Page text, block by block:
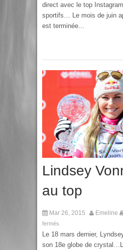
direct avec le top
sportifs… Le mois de juin
est terminée...
Lindsey
au top
Mar 26, 2015 Emeline
fermés
Le 18 mars dernier,
son 18e globe de